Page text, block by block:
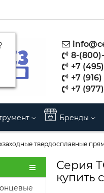
8-
+7
+7
+7
Бренды
твердосплавные
Серия
купить